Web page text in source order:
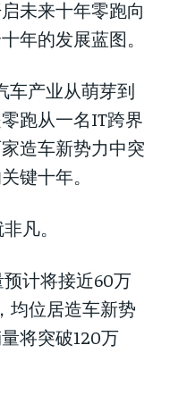
未来十年零跑向
年的发展蓝图。
车产业从萌芽到
跑从一名IT跨界
造车新势力中突
键十年。
凡。
计将接近60万
均位居造车新势
将突破120万